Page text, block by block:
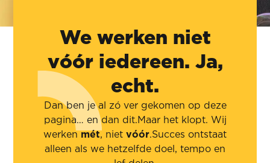
We werken niet
vóór iedereen. Ja,
echt.
Dan ben je al zó ver gekomen op deze
pagina… en dan dit.Maar het klopt. Wij
werken mét, niet vóór.Succes ontstaat
alleen als we hetzelfde doel, tempo en